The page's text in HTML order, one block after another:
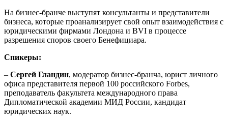
На бизнес-бранче выступят консультанты и представители
бизнеса, которые проанализирует свой опыт взаимодействия с
юридическими фирмами Лондона и BVI в процессе
разрешения споров своего Бенефициара.
Спикеры:
– Сергей Гландин, модератор бизнес-бранча, юрист личного
офиса представителя первой 100 российского Forbes,
преподаватель факультета международного права
Дипломатической академии МИД России, кандидат
юридических наук.